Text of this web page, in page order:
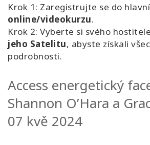
Krok 1: Zaregistrujte se do
online/videokurzu.
Krok 2: Vyberte si svého
jeho Satelitu, abyste získali
podrobnosti.
Access energetický
Shannon O’Hara a
07 kvě 2024